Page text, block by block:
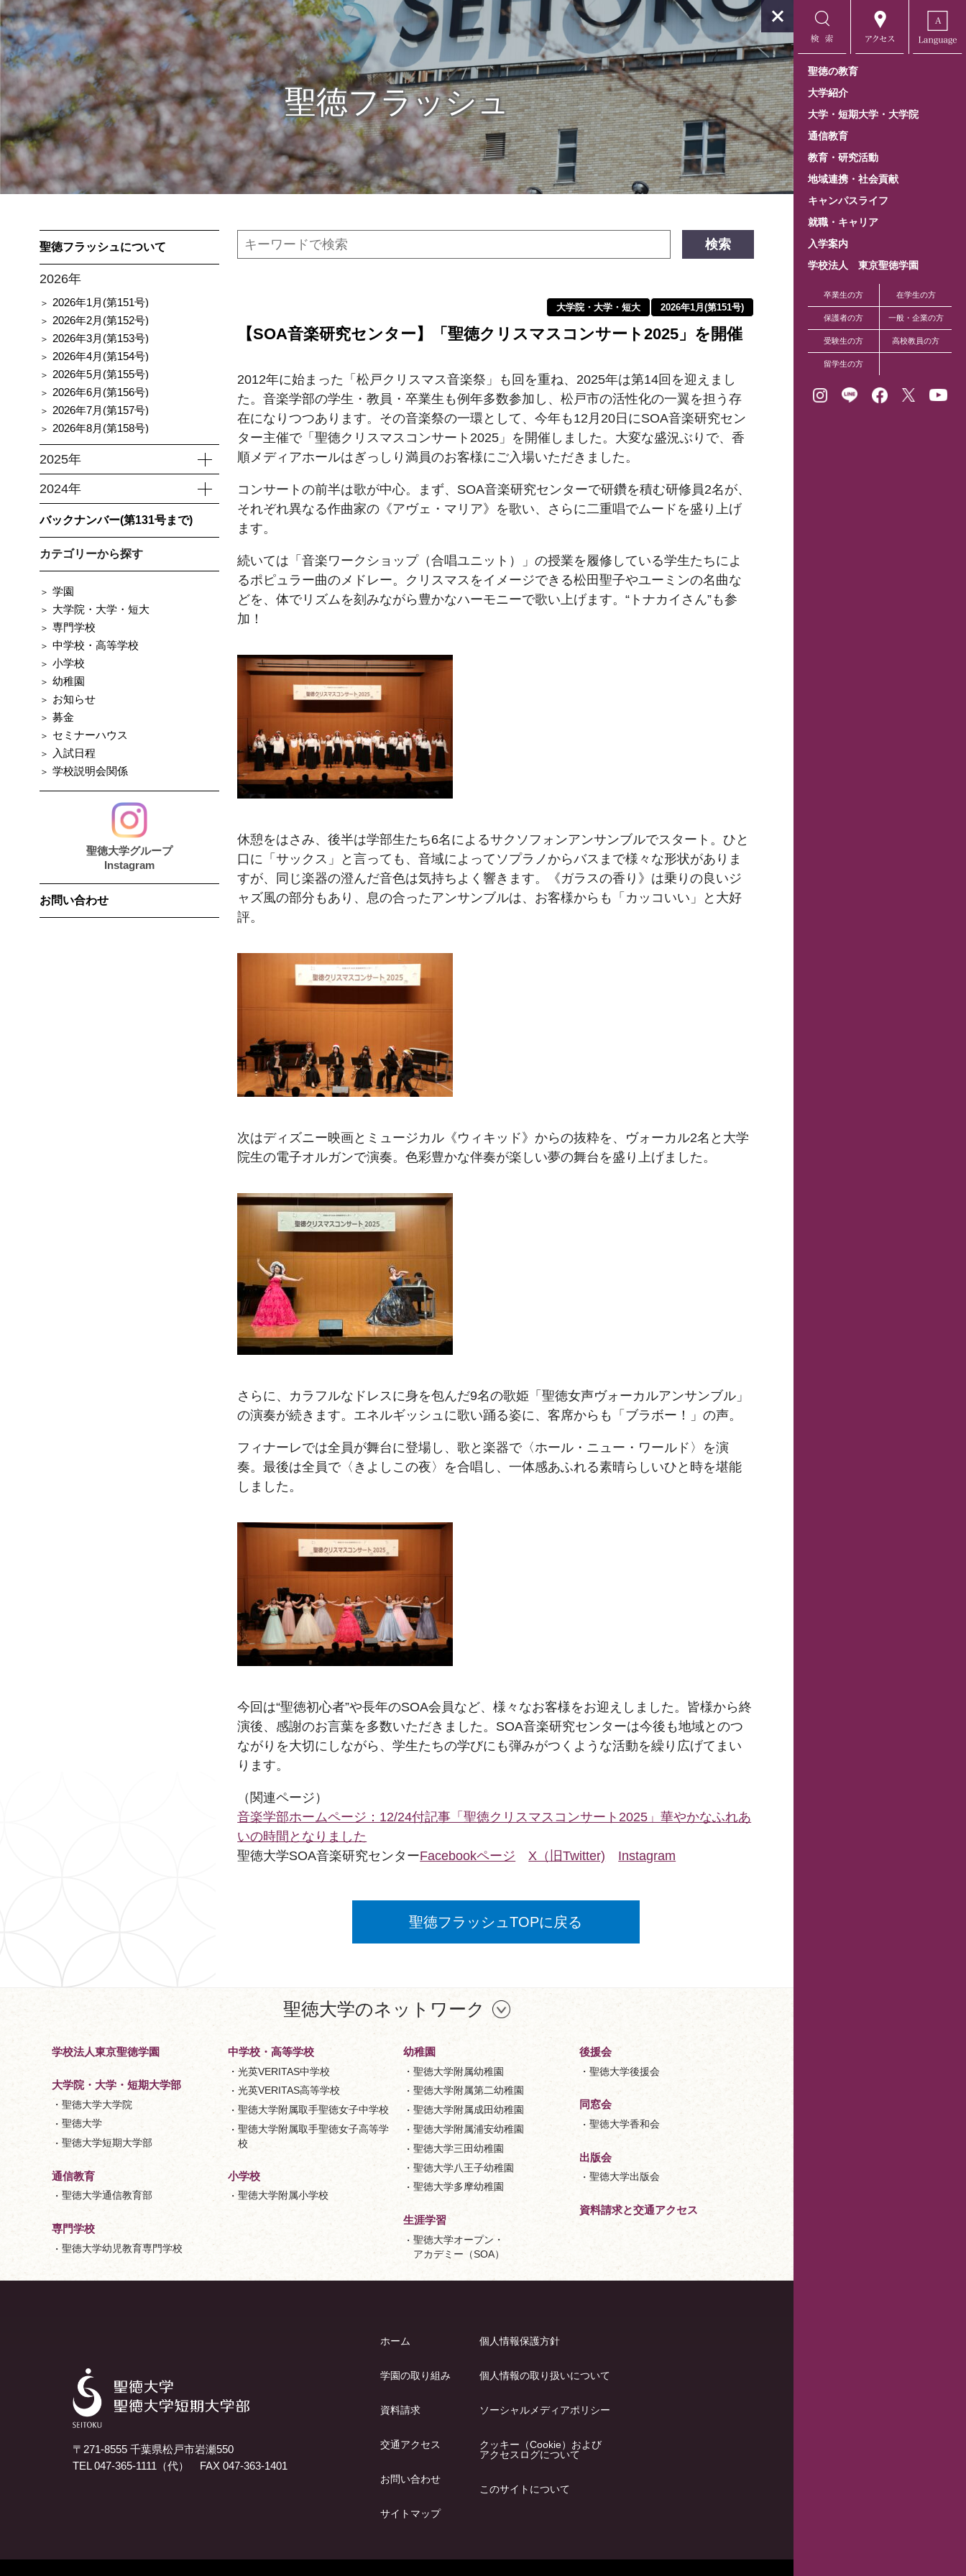
聖徳フラッシュ
聖徳フラッシュについて
2026年
2026年1月(第151号)
2026年2月(第152号)
2026年3月(第153号)
2026年4月(第154号)
2026年5月(第155号)
2026年6月(第156号)
2026年7月(第157号)
2026年8月(第158号)
2025年
2024年
バックナンバー(第131号まで)
カテゴリーから探す
学園
大学院・大学・短大
専門学校
中学校・高等学校
小学校
幼稚園
お知らせ
募金
セミナーハウス
入試日程
学校説明会関係
聖徳大学グループ
Instagram
お問い合わせ
検索
大学院・大学・短大 2026年1月(第151号)
【SOA音楽研究センター】「聖徳クリスマスコンサート2025」を開催
2012年に始まった「松戸クリスマス音楽祭」も回を重ね、2025年は第14回を迎えまし
た。音楽学部の学生・教員・卒業生も例年多数参加し、松戸市の活性化の一翼を担う存
在になりつつあります。その音楽祭の一環として、今年も12月20日にSOA音楽研究セン
ター主催で「聖徳クリスマスコンサート2025」を開催しました。大変な盛況ぶりで、香
順メディアホールはぎっしり満員のお客様にご入場いただきました。
コンサートの前半は歌が中心。まず、SOA音楽研究センターで研鑽を積む研修員2名が、
それぞれ異なる作曲家の《アヴェ・マリア》を歌い、さらに二重唱でムードを盛り上げ
ます。
続いては「音楽ワークショップ（合唱ユニット）」の授業を履修している学生たちによ
るポピュラー曲のメドレー。クリスマスをイメージできる松田聖子やユーミンの名曲な
どを、体でリズムを刻みながら豊かなハーモニーで歌い上げます。“トナカイさん”も参
加！
休憩をはさみ、後半は学部生たち6名によるサクソフォンアンサンブルでスタート。ひと
口に「サックス」と言っても、音域によってソプラノからバスまで様々な形状がありま
すが、同じ楽器の澄んだ音色は気持ちよく響きます。《ガラスの香り》は乗りの良いジ
ャズ風の部分もあり、息の合ったアンサンブルは、お客様からも「カッコいい」と大好
評。
次はディズニー映画とミュージカル《ウィキッド》からの抜粋を、ヴォーカル2名と大学
院生の電子オルガンで演奏。色彩豊かな伴奏が楽しい夢の舞台を盛り上げました。
さらに、カラフルなドレスに身を包んだ9名の歌姫「聖徳女声ヴォーカルアンサンブル」
の演奏が続きます。エネルギッシュに歌い踊る姿に、客席からも「ブラボー！」の声。
フィナーレでは全員が舞台に登場し、歌と楽器で〈ホール・ニュー・ワールド〉を演
奏。最後は全員で〈きよしこの夜〉を合唱し、一体感あふれる素晴らしいひと時を堪能
しました。
今回は“聖徳初心者”や長年のSOA会員など、様々なお客様をお迎えしました。皆様から終
演後、感謝のお言葉を多数いただきました。SOA音楽研究センターは今後も地域とのつ
ながりを大切にしながら、学生たちの学びにも弾みがつくような活動を繰り広げてまい
ります。
（関連ページ）
音楽学部ホームページ：12/24付記事「聖徳クリスマスコンサート2025」華やかなふれあ
いの時間となりました
聖徳大学SOA音楽研究センターFacebookページ X（旧Twitter) Instagram
聖徳フラッシュTOPに戻る
聖徳大学のネットワーク
学校法人東京聖徳学園
大学院・大学・短期大学部
聖徳大学大学院
聖徳大学
聖徳大学短期大学部
通信教育
聖徳大学通信教育部
専門学校
聖徳大学幼児教育専門学校
中学校・高等学校
光英VERITAS中学校
光英VERITAS高等学校
聖徳大学附属取手聖徳女子中学校
聖徳大学附属取手聖徳女子高等学
校
小学校
聖徳大学附属小学校
幼稚園
聖徳大学附属幼稚園
聖徳大学附属第二幼稚園
聖徳大学附属成田幼稚園
聖徳大学附属浦安幼稚園
聖徳大学三田幼稚園
聖徳大学八王子幼稚園
聖徳大学多摩幼稚園
生涯学習
聖徳大学オープン・
アカデミー（SOA）
後援会
聖徳大学後援会
同窓会
聖徳大学香和会
出版会
聖徳大学出版会
資料請求と交通アクセス
ホーム
学園の取り組み
資料請求
交通アクセス
お問い合わせ
サイトマップ
個人情報保護方針
個人情報の取り扱いについて
ソーシャルメディアポリシー
クッキー（Cookie）および
アクセスログについて
このサイトについて
〒271-8555 千葉県松戸市岩瀬550
TEL 047-365-1111（代） FAX 047-363-1401
聖徳の教育
大学紹介
大学・短期大学・大学院
通信教育
教育・研究活動
地域連携・社会貢献
キャンパスライフ
就職・キャリア
入学案内
学校法人 東京聖徳学園
卒業生の方 在学生の方
保護者の方 一般・企業の方
受験生の方 高校教員の方
留学生の方